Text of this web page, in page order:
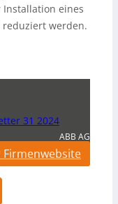
eines
reduziert werden.
31 2024
ABB AG
Firmenwebsite